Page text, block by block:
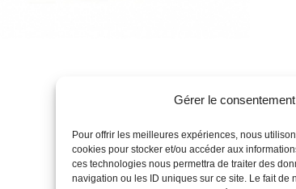
Gérer le
Pour offrir les meilleures expériences, nous
cookies pour stocker et/ou accéder aux
ces technologies nous permettra de traiter des
navigation ou les ID uniques sur ce site. Le fait de